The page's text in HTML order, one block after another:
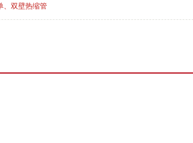
、双壁热缩管